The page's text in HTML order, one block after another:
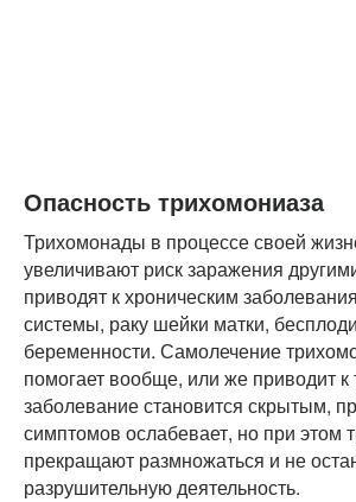
Опасность трихомониаза
Трихомонады в процессе своей
увеличивают риск заражения
приводят к хроническим
системы, раку шейки матки,
беременности. Самолечение
помогает вообще, или же приводит к
заболевание становится скрытым,
симптомов ослабевает, но при этом
прекращают размножаться и не
разрушительную деятельность.